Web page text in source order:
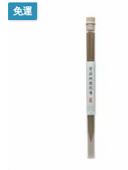
免運